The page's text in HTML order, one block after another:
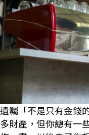
遺囑「不是只有金錢
多財產，但你總有一